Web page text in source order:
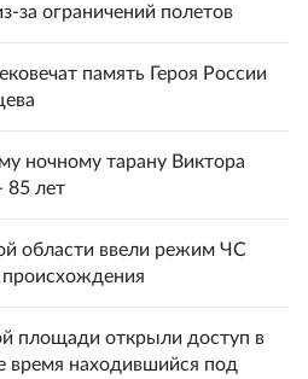
за ограничений полетов
память Героя России
ночному тарану Виктора
85 лет
области ввели режим ЧС
площади открыли доступ в
время находившийся под